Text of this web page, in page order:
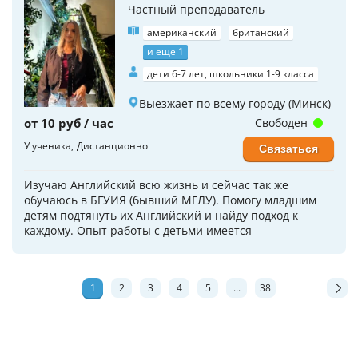
Частный преподаватель
американский
британский
и еще 1
дети 6-7 лет, школьники 1-9 класса
Выезжает по всему городу (Минск)
от 10 руб / час
У ученика Дистанционно
Изучаю Английский всю жизнь и сейчас так же
обучаюсь в БГУИЯ (бывший МГЛУ). Помогу младшим
детям подтянуть их Английский и найду подход к
каждому. Опыт работы с детьми имеется
Свободен
Связаться
1 2 3 4 5 ... 38